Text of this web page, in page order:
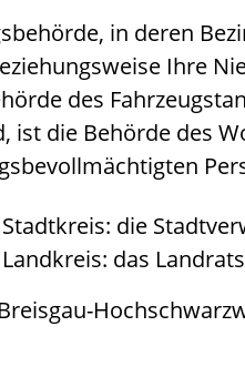
in deren
Ihre
des
ist die Behörde des
die
das